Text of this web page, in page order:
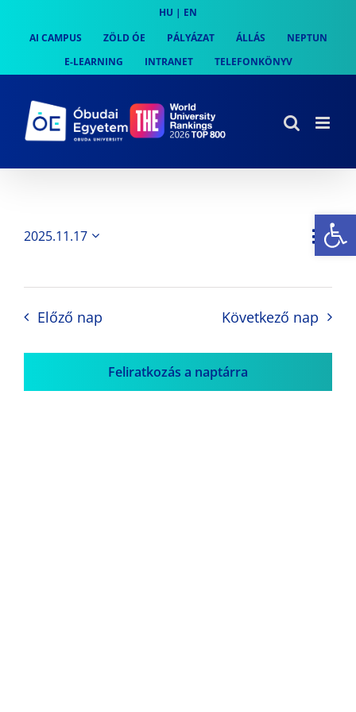
content
HU | EN
AI CAMPUS
ZÖLD ÓE PÁLYÁZAT ÁLLÁS
NEPTUN
E-LEARNING
INTRANET TELEFONKÖNYV
Nap
2025.11.17
Előző nap Következő nap
Feliratkozás a naptárra